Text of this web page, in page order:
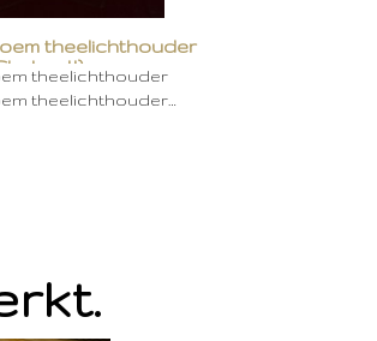
theelichthouder
4)
theelichthouder
theelichthouder…